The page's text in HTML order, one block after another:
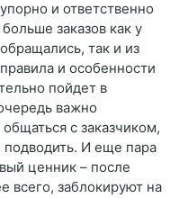
и ответственно
заказов как у
так и из
и особенности
пойдет в
важно
с заказчиком,
подводить. И еще пара
ценник – после
всего, заблокируют на